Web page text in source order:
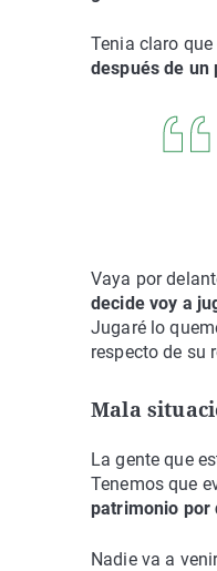
Tenia claro
después de un
Vaya por
decide voy a
Jugaré lo
respecto de su
Mala
La gente que
Tenemos que
patrimonio por
Nadie va a